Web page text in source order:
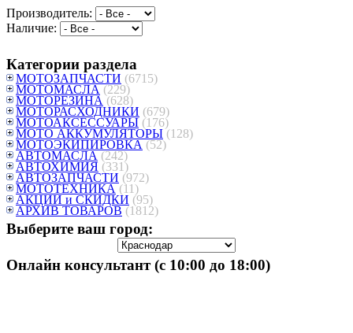
Производитель:
Наличие:
Категории раздела
МОТОЗАПЧАСТИ (6715)
МОТОМАСЛА (229)
МОТОРЕЗИНА (628)
МОТОРАСХОДНИКИ (679)
МОТОАКСЕССУАРЫ (176)
МОТО АККУМУЛЯТОРЫ (128)
МОТОЭКИПИРОВКА (52)
АВТОМАСЛА (242)
АВТОХИМИЯ (331)
АВТОЗАПЧАСТИ (972)
МОТОТЕХНИКА (11)
АКЦИИ и СКИДКИ (95)
АРХИВ ТОВАРОВ (1812)
Выберите ваш город:
Онлайн консультант (с 10:00 до 18:00)